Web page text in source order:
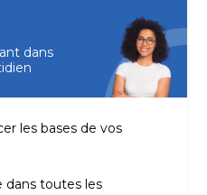
dans
les bases de vos
dans toutes les